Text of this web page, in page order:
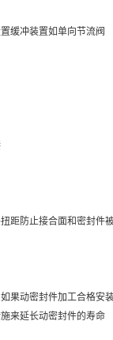
缓冲装置如单向节流阀
距防止接合面和密封件
动密封件加工合格安
来延长动密封件的寿命